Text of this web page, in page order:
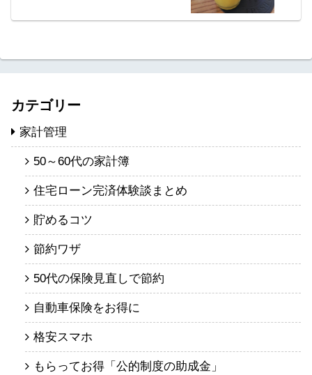
カテゴリー
家計管理
50～60代の家計簿
住宅ローン完済体験談まとめ
貯めるコツ
節約ワザ
50代の保険見直しで節約
自動車保険をお得に
格安スマホ
もらってお得「公的制度の助成金」